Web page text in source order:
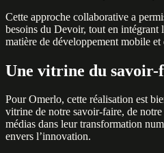
Cette approche collaborative a
besoins du Devoir, tout en intégrant
matière de développement mobile et
Une vitrine du savoir-
Pour Omerlo, cette réalisation est
vitrine de notre savoir-faire, de
médias dans leur transformation
envers l’innovation.